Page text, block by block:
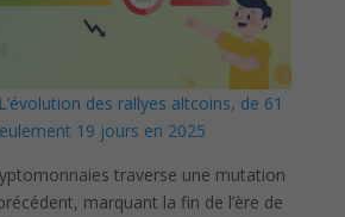
des rallyes altcoins, de 61
19 jours en 2025
traverse une mutation
marquant la fin de l’ère de